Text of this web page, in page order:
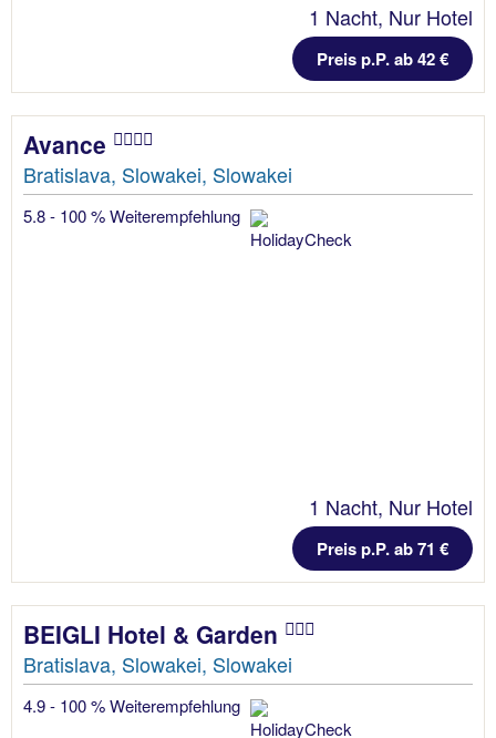
1 Nacht, Nur Hotel
Preis p.P. ab 42 €
Avance
Bratislava, Slowakei, Slowakei
5.8 - 100 % Weiterempfehlung
1 Nacht, Nur Hotel
Preis p.P. ab 71 €
BEIGLI Hotel & Garden
Bratislava, Slowakei, Slowakei
4.9 - 100 % Weiterempfehlung